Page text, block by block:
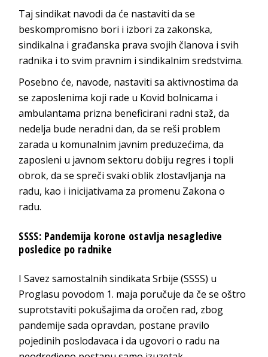
Taj sindikat navodi da će nastaviti da se
beskompromisno bori i izbori za zakonska,
sindikalna i građanska prava svojih članova i svih
radnika i to svim pravnim i sindikalnim sredstvima.
Posebno će, navode, nastaviti sa aktivnostima da
se zaposlenima koji rade u Kovid bolnicama i
ambulantama prizna beneficirani radni staž, da
nedelja bude neradni dan, da se reši problem
zarada u komunalnim javnim preduzećima, da
zaposleni u javnom sektoru dobiju regres i topli
obrok, da se spreči svaki oblik zlostavljanja na
radu, kao i inicijativama za promenu Zakona o
radu.
SSSS: Pandemija korone ostavlja nesagledive
posledice po radnike
I Savez samostalnih sindikata Srbije (SSSS) u
Proglasu povodom 1. maja poručuje da če se oštro
suprotstaviti pokušajima da oročen rad, zbog
pandemije sada opravdan, postane pravilo
pojedinih poslodavaca i da ugovori o radu na